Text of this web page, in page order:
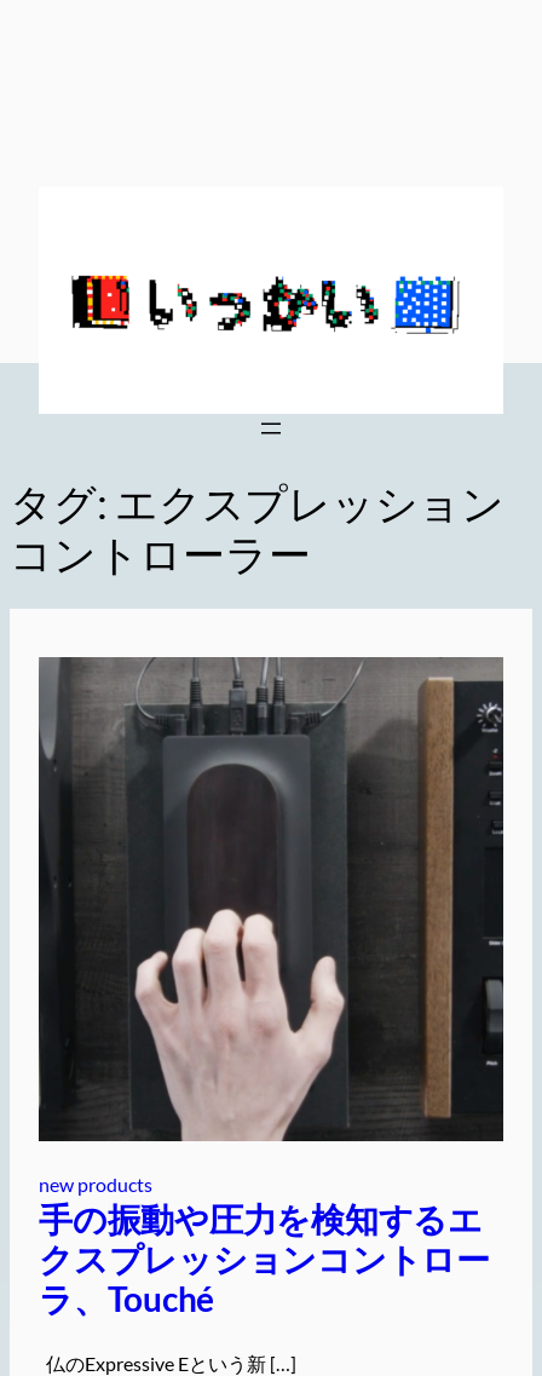
タグ: エクスプレッション
コントローラー
new products
手の振動や圧力を検知するエ
クスプレッションコントロー
ラ、Touché
仏のExpressive Eという新 […]